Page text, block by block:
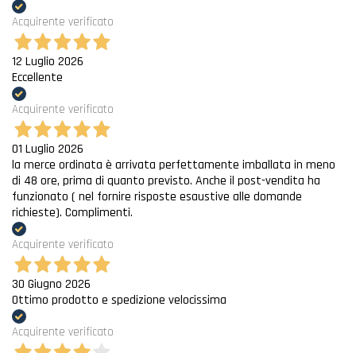
Acquirente verificato
12 Luglio 2026
Eccellente
Acquirente verificato
01 Luglio 2026
la merce ordinata è arrivata perfettamente imballata in meno
di 48 ore, prima di quanto previsto. Anche il post-vendita ha
funzionato ( nel fornire risposte esaustive alle domande
richieste). Complimenti.
Acquirente verificato
30 Giugno 2026
Ottimo prodotto e spedizione velocissima
Acquirente verificato